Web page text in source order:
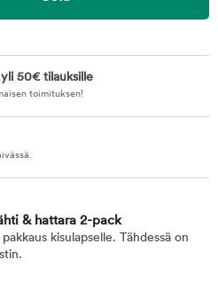
50€ tilauksille
toimituksen!
& hattara 2-pack
kisulapselle. Tähdessä on